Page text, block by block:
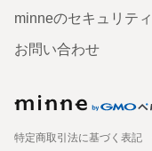
minneのセキュリティ
お問い合わせ
特定商取引法に基づく表記